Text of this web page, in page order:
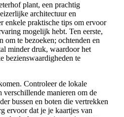
plant, een prachtig
architectuur en
enkele praktische tips om ervoor
mogelijk hebt. Ten eerste,
om te bezoeken; ochtenden en
minder druk, waardoor het
bezienswaardigheden te
Controleer de lokale
verschillende manieren om de
bussen en boten die vertrekken
ervoor dat je je kaartjes van